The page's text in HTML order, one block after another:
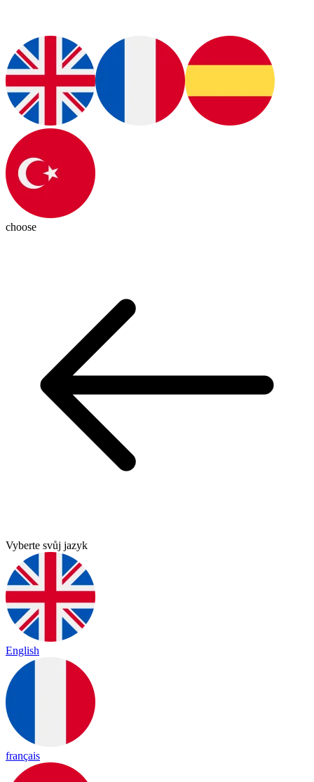
choose
Vyberte svůj jazyk
English
français